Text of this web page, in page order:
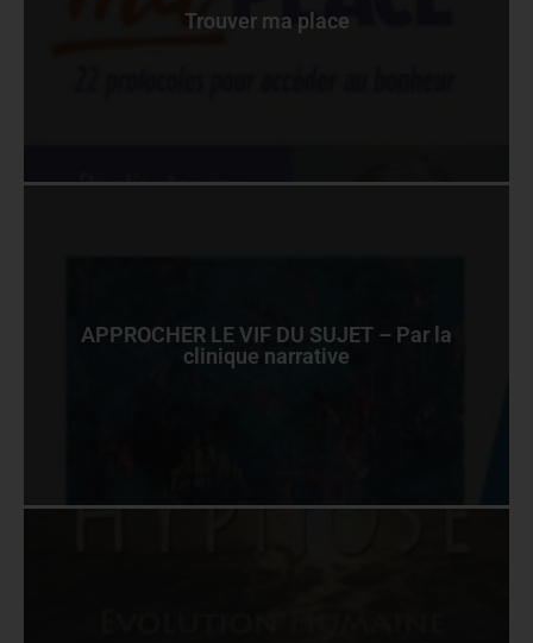
Trouver ma place
APPROCHER LE VIF DU SUJET – Par la
clinique narrative